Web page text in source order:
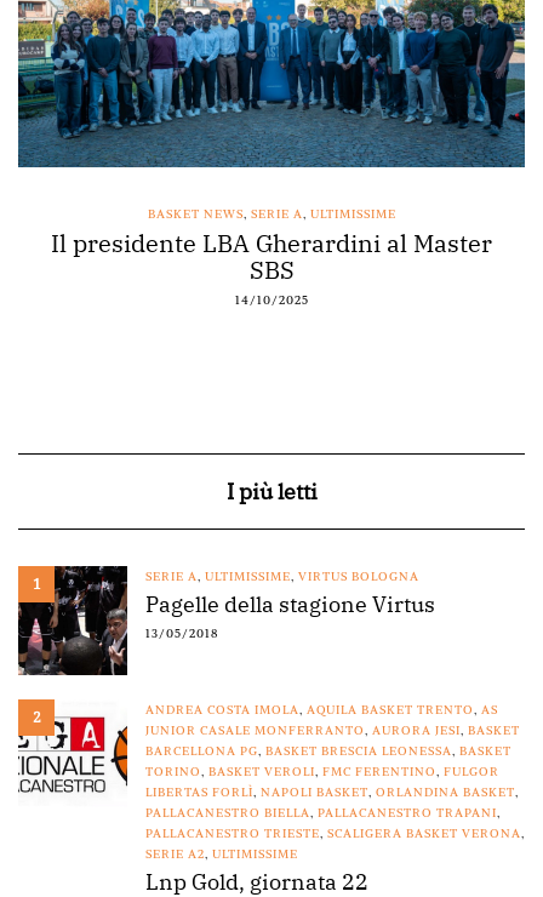
BASKET NEWS, SERIE A, ULTIMISSIME
Il presidente LBA Gherardini al Master
SBS
14/10/2025
I più letti
1 SERIE A, ULTIMISSIME, VIRTUS BOLOGNA
Pagelle della stagione Virtus
13/05/2018
2 ANDREA COSTA IMOLA, AQUILA BASKET TRENTO, AS
JUNIOR CASALE MONFERRANTO, AURORA JESI, BASKET
BARCELLONA PG, BASKET BRESCIA LEONESSA, BASKET
TORINO, BASKET VEROLI, FMC FERENTINO, FULGOR
LIBERTAS FORLÌ, NAPOLI BASKET, ORLANDINA BASKET,
PALLACANESTRO BIELLA, PALLACANESTRO TRAPANI,
PALLACANESTRO TRIESTE, SCALIGERA BASKET VERONA,
SERIE A2, ULTIMISSIME
Lnp Gold, giornata 22